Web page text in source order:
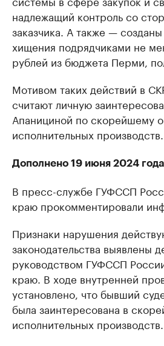
надлежащий контроль со
заказчика. А также —
хищения подрядчиками не
рублей из бюджета Перми,
Мотивом таких действий в
считают личную
Апанициной по скорейшему
исполнительных производств.
Дополнено 19 июня 2024
В пресс-службе ГУФССП
краю прокомментировали
Признаки нарушения
законодательства выявлены
руководством ГУФССП
краю. В ходе внутренней
установлено, что бывший
была заинтересована в
исполнительных производств.